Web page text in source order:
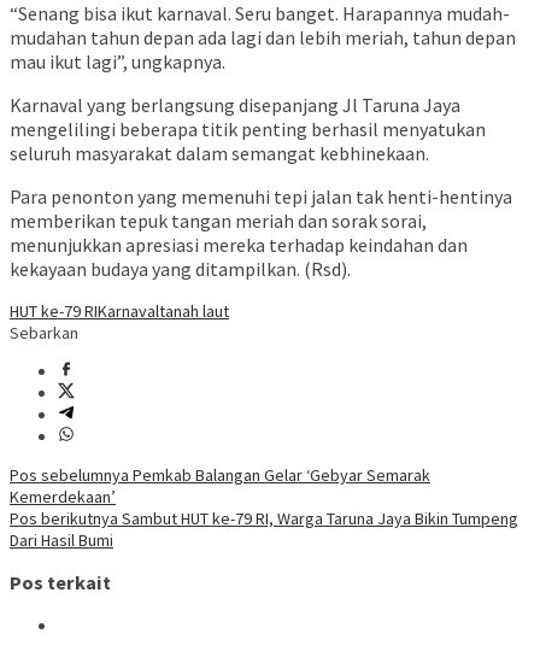
“Senang bisa ikut karnaval. Seru banget. Harapannya mudah-
mudahan tahun depan ada lagi dan lebih meriah, tahun depan
mau ikut lagi”, ungkapnya.
Karnaval yang berlangsung disepanjang Jl Taruna Jaya
mengelilingi beberapa titik penting berhasil menyatukan
seluruh masyarakat dalam semangat kebhinekaan.
Para penonton yang memenuhi tepi jalan tak henti-hentinya
memberikan tepuk tangan meriah dan sorak sorai,
menunjukkan apresiasi mereka terhadap keindahan dan
kekayaan budaya yang ditampilkan. (Rsd).
HUT ke-79 RIKarnavaltanah laut
Sebarkan
Navigasi
pos
Pos sebelumnya Pemkab Balangan Gelar ‘Gebyar Semarak
Kemerdekaan’
Pos berikutnya Sambut HUT ke-79 RI, Warga Taruna Jaya Bikin Tumpeng
Dari Hasil Bumi
Pos terkait